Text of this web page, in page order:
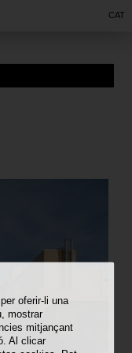
oferir-li una
mostrar
mitjançant
Al clicar
CAT